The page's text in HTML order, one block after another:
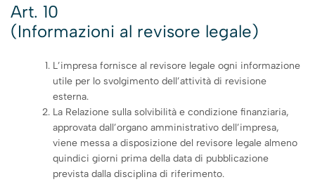
Art. 10
(Informazioni al revisore legale)
L’impresa fornisce al revisore legale ogni informazione
utile per lo svolgimento dell’attività di revisione
esterna.
La Relazione sulla solvibilità e condizione finanziaria,
approvata dall’organo amministrativo dell’impresa,
viene messa a disposizione del revisore legale almeno
quindici giorni prima della data di pubblicazione
prevista dalla disciplina di riferimento.